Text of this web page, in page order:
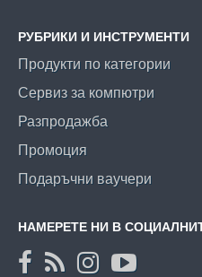
РУБРИКИ И ИНСТРУМЕНТИ
Продукти по категории
Сервиз за компютри
Разпродажба
Промоция
Подаръчни ваучери
НАМЕРЕТЕ НИ В